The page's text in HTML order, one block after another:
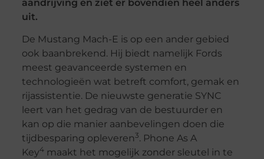
aandrijving en ziet er bovendien heel anders
uit.
De Mustang Mach-E is op een ander gebied
ook baanbrekend. Hij biedt namelijk Fords
meest geavanceerde systemen en
technologieën wat betreft comfort, gemak en
rijassistentie. De nieuwste generatie SYNC
leert van het gedrag van de bestuurder en
kan op die manier aanbevelingen doen die
tijdbesparing opleveren 3. Phone As A
Key4maakt het mogelijk zonder sleutel in te